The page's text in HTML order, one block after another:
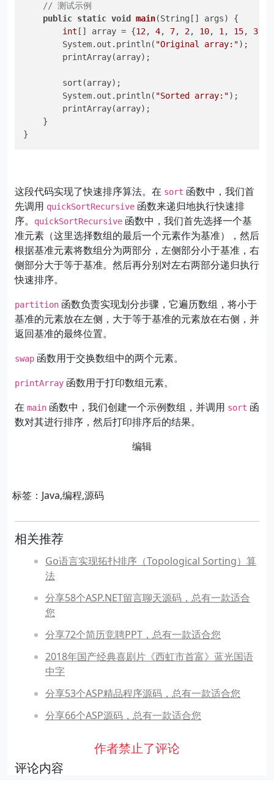
// 测试示例
public static void main(String[] args)
{
int [] array = {12, 4, 7, 2, 10, 1 , 15, 3
        System.out.println(
"Original array:");
        printArray(array);
        sort(array);
        System.out.println(
"Sorted array:");
        printArray(array);
    }
这段代码实现了快速排序算法。在 sort 函数中，我们首
先调用 quickSortRecursive 函数来递归地执行快速排
序。
quickSortRecursive 函数中，我们首先选择一个基
准元素（这里选择数组的最后一个元素作为基准），然后
根据基准元素将数组分为两部分，左侧部分小于基准，右
侧部分大于等于基准。然后再分别对左右两部分递归执行
快速排序。
partition 函数负责实现划分步骤，它遍历数组，将小于
基准的元素放在左侧，大于等于基准的元素放在右侧，并
返回基准的最终位置。
swap 函数用于交换数组中的两个元素。
printArray 函数用于打印数组元素。
在 main 函数中，我们创建一个示例数组，并调用 sort 函
数对其进行排序，然后打印排序后的结果。
​编辑
标签：Java,编程,源码
相关推荐
Go语言实现拓扑排序（Topological Sorting）算
法
分享58个ASP.NET留言聊天源码，总有一款适合
您
分享72个简历竞聘PPT，总有一款适合您
2018年国产经典喜剧片《西虹市首富》蓝光国语
中字
分享53个ASP精品程序源码，总有一款适合您
分享66个ASP源码，总有一款适合您
作者禁止了评论
评论内容